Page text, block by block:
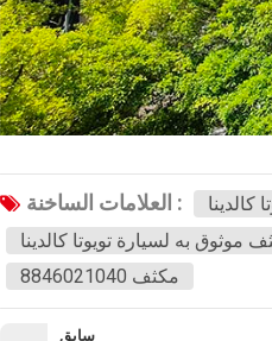
العلامات الساخنة : كالدينا
موثوق به لسيارة تويوتا كالدينا
مكثف 8846021040
سابق